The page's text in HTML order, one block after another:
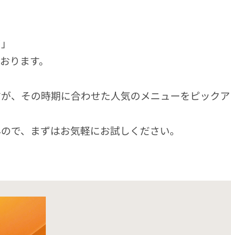
ります。
、その時期に合わせた人気のメニューをピックア
で、まずはお気軽にお試しください。